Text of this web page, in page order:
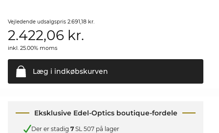
Vejledende udsalgspris 2.691,18 kr.
2.422,06 kr.
inkl. 25.00% moms
Læg i indkøbskurven
Eksklusive Edel-Optics boutique-fordele
Der er stadig 7 SL 507 på lager